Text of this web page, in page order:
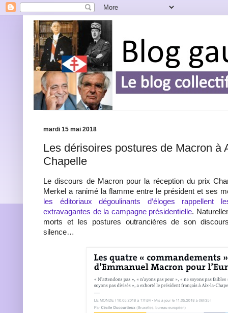
mardi 15 mai 2018
Les dérisoires postures de Macron à
Chapelle
Le discours de Macron pour la réception du prix
Merkel a ranimé la flamme entre le président et ses
les éditoriaux dégoulinants d’éloges rappellent
extravagantes de la campagne présidentielle.
morts et les postures outrancières de son
silence…